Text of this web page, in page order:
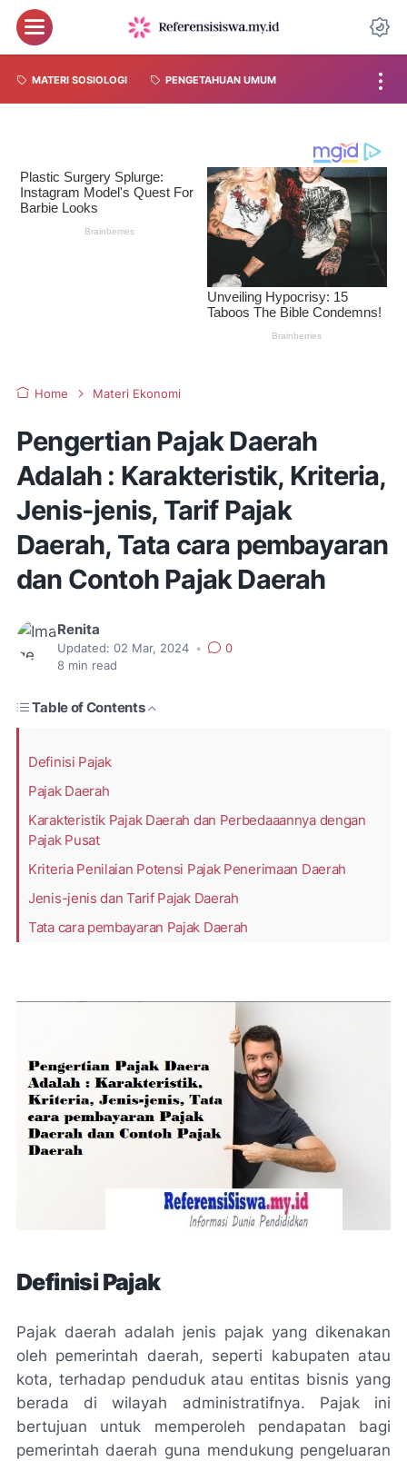
MATERI SOSIOLOGI PENGETAHUAN UMUM
Home Materi Ekonomi
Pengertian Pajak Daerah
Adalah : Karakteristik, Kriteria,
Jenis-jenis, Tarif Pajak
Daerah, Tata cara pembayaran
dan Contoh Pajak Daerah
Renita
Updated: 02 Mar, 2024 •
0
8 min read
Table of Contents
Definisi Pajak
Pajak Daerah
Karakteristik Pajak Daerah dan Perbedaaannya dengan
Pajak Pusat
Kriteria Penilaian Potensi Pajak Penerimaan Daerah
Jenis-jenis dan Tarif Pajak Daerah
Tata cara pembayaran Pajak Daerah
Definisi Pajak
Pajak daerah adalah jenis pajak yang dikenakan
oleh pemerintah daerah, seperti kabupaten atau
kota, terhadap penduduk atau entitas bisnis yang
berada di wilayah administratifnya. Pajak ini
bertujuan untuk memperoleh pendapatan bagi
pemerintah daerah guna mendukung pengeluaran